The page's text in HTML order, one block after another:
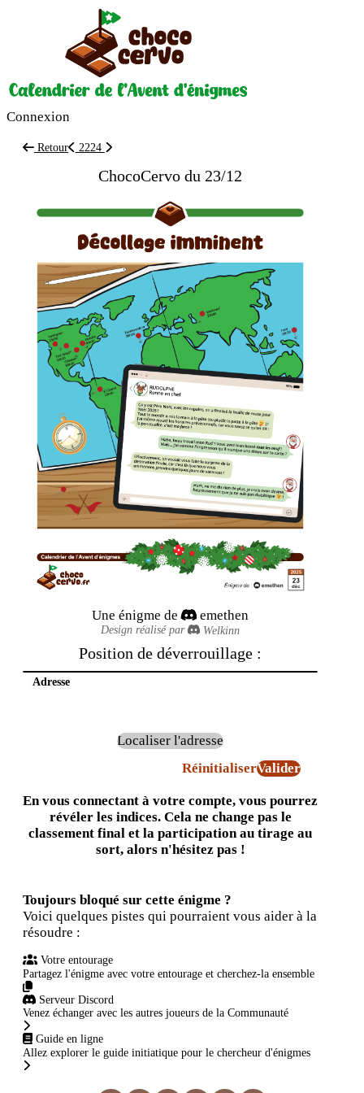
Connexion
Retour 2224
ChocoCervo du 23/12
Une énigme de emethen
Design réalisé par Welkinn
Position de déverrouillage :
|©
Adresse
Localiser l'adresse
RéinitialiserValider
En vous connectant à votre compte, vous pourrez
révéler les indices. Cela ne change pas le
classement final et la participation au tirage au
sort, alors n'hésitez pas !
Toujours bloqué sur cette énigme ?
Voici quelques pistes qui pourraient vous aider à la
résoudre :
Votre entourage
Partagez l'énigme avec votre entourage et cherchez-la ensemble
Serveur Discord
Venez échanger avec les autres joueurs de la Communauté
Guide en ligne
Allez explorer le guide initiatique pour le chercheur d'énigmes